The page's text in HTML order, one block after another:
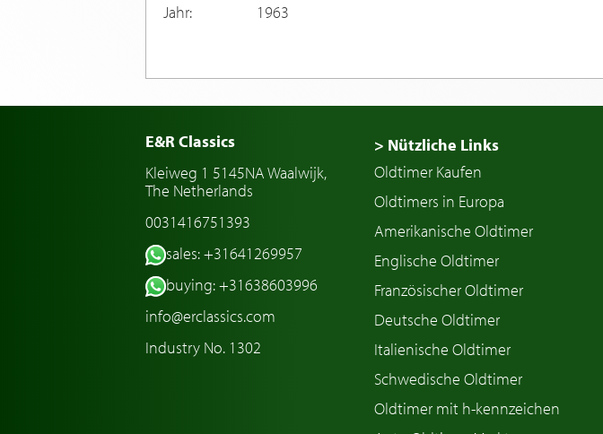
Jahr:
1963
E&R Classics
Kleiweg 1 5145NA Waalwijk,
The Netherlands
0031416751393
sales: +31641269957
buying: +31638603996
info@erclassics.com
Industry No. 1302
> Nützliche Links
Oldtimer Kaufen
Oldtimers in Europa
Amerikanische Oldtimer
Englische Oldtimer
Französischer Oldtimer
Deutsche Oldtimer
Italienische Oldtimer
Schwedische Oldtimer
Oldtimer mit h-kennzeichen